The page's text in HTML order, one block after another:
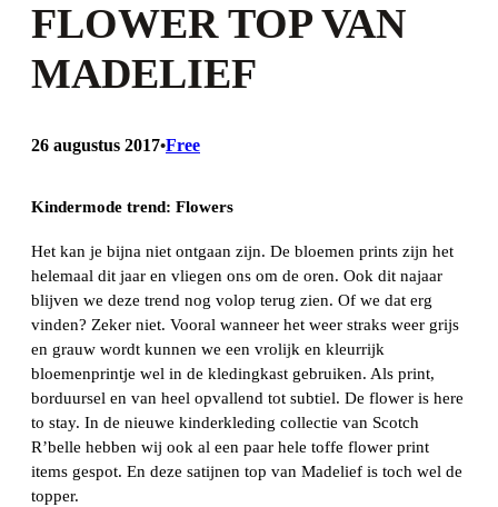
FLOWER TOP VAN
MADELIEF
26 augustus 2017•Free
Kindermode trend: Flowers
Het kan je bijna niet ontgaan zijn. De bloemen prints zijn het
helemaal dit jaar en vliegen ons om de oren. Ook dit najaar
blijven we deze trend nog volop terug zien. Of we dat erg
vinden? Zeker niet. Vooral wanneer het weer straks weer grijs
en grauw wordt kunnen we een vrolijk en kleurrijk
bloemenprintje wel in de kledingkast gebruiken. Als print,
borduursel en van heel opvallend tot subtiel. De flower is here
to stay. In de nieuwe kinderkleding collectie van Scotch
R’belle hebben wij ook al een paar hele toffe flower print
items gespot. En deze satijnen top van Madelief is toch wel de
topper.